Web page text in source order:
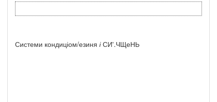
Системи кондиціом/езиня іСИ'.ЧЩеНЬ